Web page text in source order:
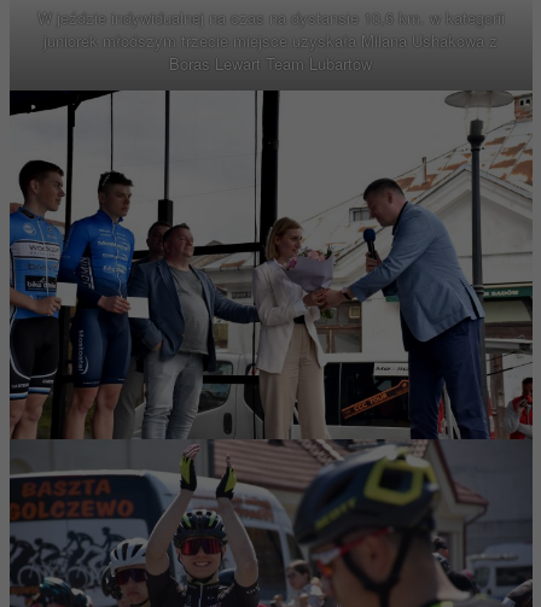
W jeździe indywidualnej na czas na dystansie 10,6 km. w kategorii
juniorek młodszym trzecie miejsce uzyskała Milana Ushakowa z
Boras Lewart Team Lubartów